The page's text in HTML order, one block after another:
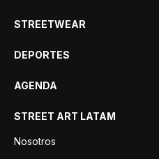
STREETWEAR
DEPORTES
AGENDA
STREET ART LATAM
Nosotros